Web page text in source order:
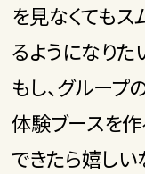
を見なくてもス
るようになりた
もし、グループ
体験ブースを
できたら嬉しい